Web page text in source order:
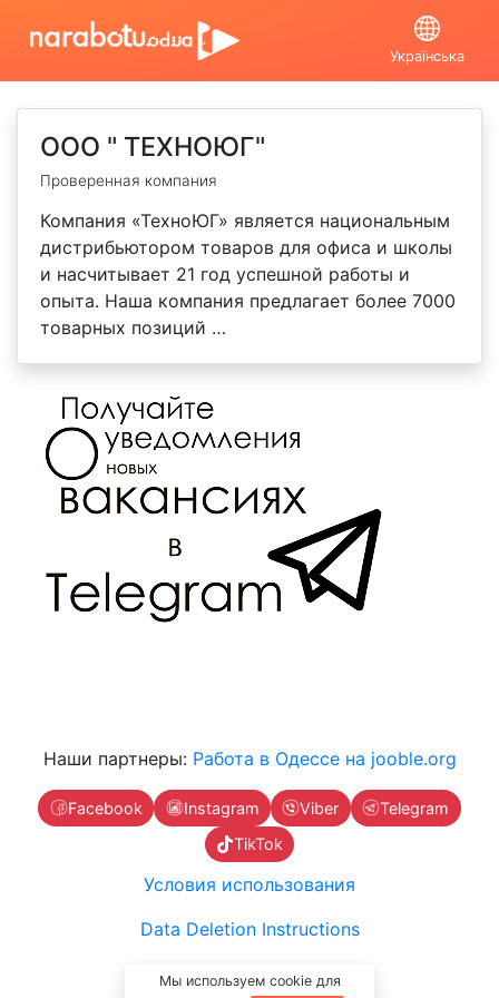
Мы используем cookie для
Українська
ООО " ТЕХНОЮГ"
Проверенная компания
Компания «ТехноЮГ» является национальным
дистрибьютором товаров для офиса и школы
и насчитывает 21 год успешной работы и
опыта. Наша компания предлагает более 7000
товарных позиций …
Наши партнеры: Работа в Одессе на jooble.org
Facebook Instagram Viber
Telegram
TikTok
Условия использования
Data Deletion Instructions
Связаться с нами